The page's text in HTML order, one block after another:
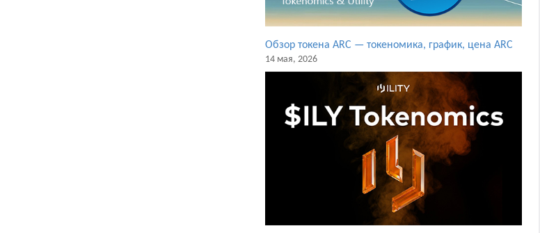
Обзор токена ARC — токеномика, график, цена ARC
14 мая, 2026